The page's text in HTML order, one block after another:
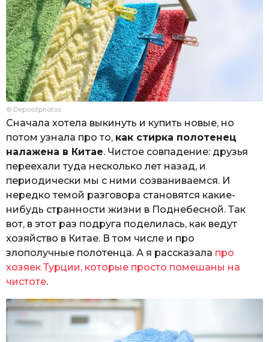
© Depositphotos
Сначала хотела выкинуть и купить новые, но
потом узнала про то, как стирка полотенец
налажена в Китае. Чистое совпадение: друзья
переехали туда несколько лет назад, и
периодически мы с ними созваниваемся. И
нередко темой разговора становятся какие-
нибудь странности жизни в Поднебесной. Так
вот, в этот раз подруга поделилась, как ведут
хозяйство в Китае. В том числе и про
злополучные полотенца. А я рассказала про
хозяек Турции, которые просто помешаны на
чистоте.